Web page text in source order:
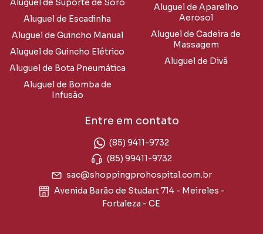
Aluguel de Suporte de Soro
Aluguel de Escadinha
Aluguel de Guincho Manual
Aluguel de Guincho Elétrico
Aluguel de Bota Pneumática
Aluguel de Bomba de
Infusão
Aluguel de Aparelho
Aerosol
Aluguel de Cadeira de
Massagem
Aluguel de Divã
Entre em contato
(85) 9411-9732
(85) 99411-9732
sac@shoppingprohospital.com.br
Avenida Barão de Studart 714 - Meireles -
Fortaleza - CE